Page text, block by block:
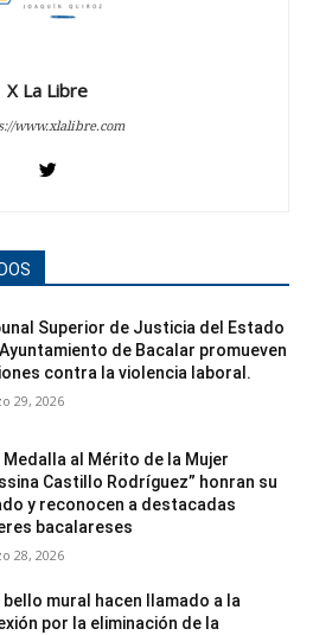
X La Libre
www.xlalibre.com
Superior de Justicia del Estado
de Bacalar promueven
contra la violencia laboral.
29, 2026
Medalla al Mérito de la Mujer
Castillo Rodríguez” honran su
y reconocen a destacadas
bacalareses
28, 2026
bello mural hacen llamado a la
por la eliminación de la